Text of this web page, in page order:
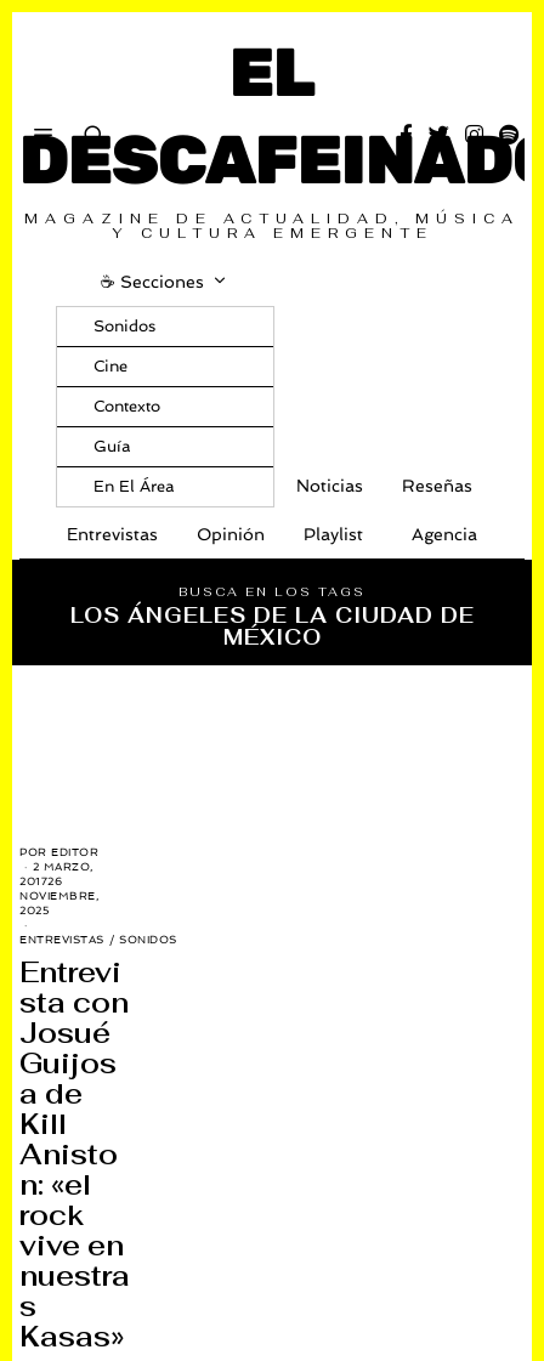
EL
MAGAZINE DE ACTUALIDAD, MÚSICA
Y CULTURA EMERGENTE
☕️ Secciones
Sonidos
Cine
Contexto
Guía
En El Área Noticias Reseñas
Entrevistas Opinión Playlist Agencia
BUSCA EN LOS TAGS
LOS ÁNGELES DE LA CIUDAD DE
MÉXICO
POREDITOR
2 MARZO,
201726
NOVIEMBRE,
2025
ENTREVISTAS / SONIDOS
Entrevi
sta con
Josué
Guijos
a de
Kill
Anisto
n: «el
rock
vive en
nuestra
s
Kasas»